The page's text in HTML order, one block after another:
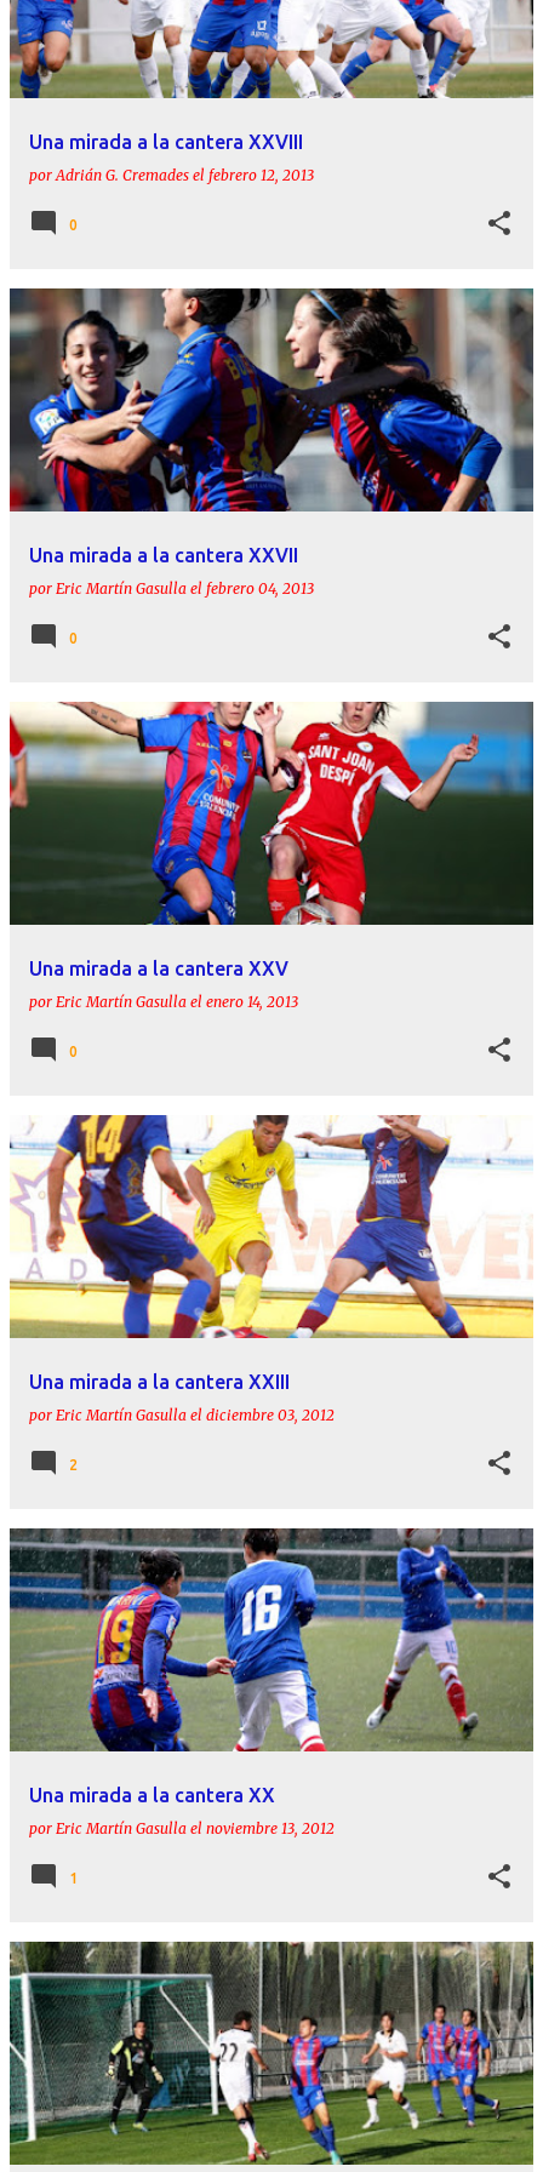
r
a
d
Una mirada a la cantera XXVIII
porAdrián G. Cremades el febrero 12, 2013
0
Una mirada a la cantera XXVII
por Eric Martín Gasulla el febrero 04, 2013
0
Una mirada a la cantera XXV
por Eric Martín Gasulla el enero 14, 2013
0
Una mirada a la cantera XXIII
por Eric Martín Gasulla el diciembre 03, 2012
2
Una mirada a la cantera XX
por Eric Martín Gasulla el noviembre 13, 2012
1